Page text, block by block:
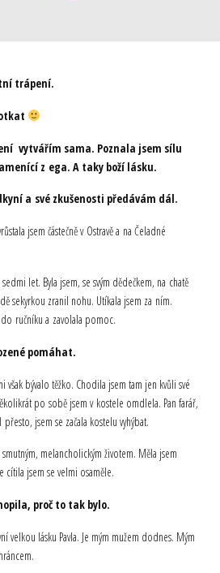
trápení.
vytvářím sama. Poznala jsem sílu
z ega. A taky boží lásku.
a své zkušenosti předávám dál.
jsem částečně v Ostravě a na Čeladné
let. Byla jsem, se svým dědečkem, na chatě
sekyrkou zranil nohu. Utíkala jsem za ním.
ručníku a zavolala pomoc.
pomáhat.
však bývalo těžko. Chodila jsem tam jen kvůli své
po sobě jsem v kostele omdlela. Pan farář,
jsem se začala kostelu vyhýbat.
melancholickým životem. Měla jsem
jsem se velmi osaměle.
proč to tak bylo.
velkou lásku Pavla. Je mým mužem dodnes. Mým